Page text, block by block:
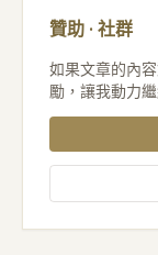
贊助 · 社群
如果文章的內
勵，讓我動力繼